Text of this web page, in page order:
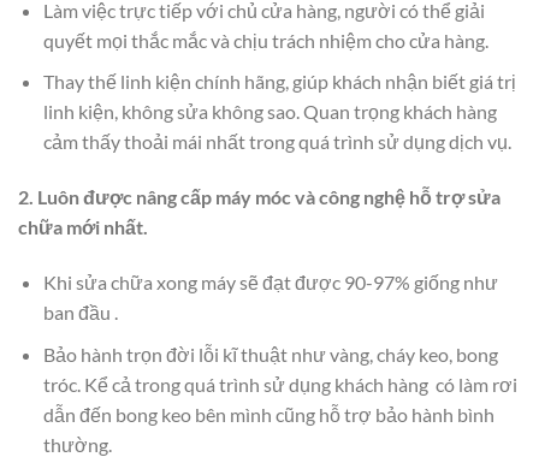
Làm việc trực tiếp với chủ cửa hàng, người có thể giải
quyết mọi thắc mắc và chịu trách nhiệm cho cửa hàng.
Thay thế linh kiện chính hãng, giúp khách nhận biết giá trị
linh kiện, không sửa không sao. Quan trọng khách hàng
cảm thấy thoải mái nhất trong quá trình sử dụng dịch vụ.
2. Luôn được nâng cấp máy móc và công nghệ hỗ trợ sửa
chữa mới nhất.
Khi sửa chữa xong máy sẽ đạt được 90-97% giống như
ban đầu .
Bảo hành trọn đời lỗi kĩ thuật như vàng, cháy keo, bong
tróc. Kể cả trong quá trình sử dụng khách hàng có làm rơi
dẫn đến bong keo bên mình cũng hỗ trợ bảo hành bình
thường.